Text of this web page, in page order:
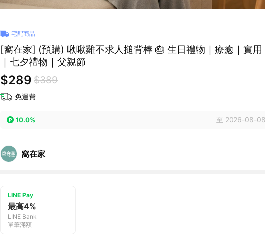
宅配商品
[窩在家] (預購) 啾啾雞不求人搥背棒 🎂 生日禮物｜療癒｜實用
｜七夕禮物｜父親節
$289 $389
免運費
10.0% 至 2026-08-
窩在家
LINE Pay
最高4%
LINE Bank
單筆滿額